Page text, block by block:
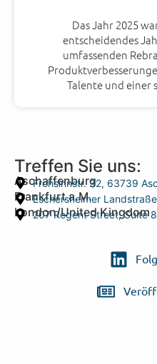
Das Jahr 2025
entscheidendes
umfassenden
Talente und einer
Treffen Sie uns:
Aschaffenburg
Frohsinnstr. 32, 63739
Frankfurt a.M.
Eschersheimer
London/United Kingdom
207 Regent Street, Suite